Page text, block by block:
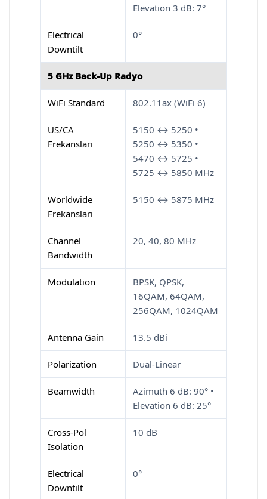
Elevation 3 dB: 7°
Electrical
Downtilt
0°
5 GHz Back-Up Radyo
WiFi Standard 802.11ax (WiFi 6)
US/CA
Frekansları
5150 ↔ 5250 •
5250 ↔ 5350 •
5470 ↔ 5725 •
5725 ↔ 5850 MHz
Worldwide
Frekansları
5150 ↔ 5875 MHz
Channel
Bandwidth
20, 40, 80 MHz
Modulation
BPSK, QPSK,
16QAM, 64QAM,
256QAM, 1024QAM
Antenna Gain 13.5 dBi
Polarization Dual-Linear
Beamwidth
Azimuth 6 dB: 90° •
Elevation 6 dB: 25°
Cross-Pol
Isolation
10 dB
Electrical
Downtilt
0°